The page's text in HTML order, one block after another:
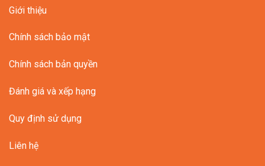
Giới thiệu
Chính sách bảo mật
Chính sách bản quyền
Đánh giá và xếp hạng
Quy định sử dụng
Liên hệ